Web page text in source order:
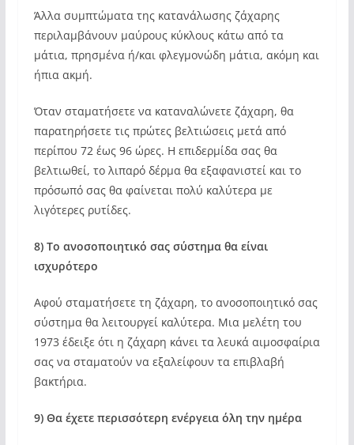
Άλλα συμπτώματα της κατανάλωσης ζάχαρης
περιλαμβάνουν μαύρους κύκλους κάτω από τα
μάτια, πρησμένα ή/και φλεγμονώδη μάτια, ακόμη και
ήπια ακμή.
Όταν σταματήσετε να καταναλώνετε ζάχαρη, θα
παρατηρήσετε τις πρώτες βελτιώσεις μετά από
περίπου 72 έως 96 ώρες. Η επιδερμίδα σας θα
βελτιωθεί, το λιπαρό δέρμα θα εξαφανιστεί και το
πρόσωπό σας θα φαίνεται πολύ καλύτερα με
λιγότερες ρυτίδες.
8) Το ανοσοποιητικό σας σύστημα θα είναι
ισχυρότερο
Αφού σταματήσετε τη ζάχαρη, το ανοσοποιητικό σας
σύστημα θα λειτουργεί καλύτερα. Μια μελέτη του
1973 έδειξε ότι η ζάχαρη κάνει τα λευκά αιμοσφαίρια
σας να σταματούν να εξαλείφουν τα επιβλαβή
βακτήρια.
9) Θα έχετε περισσότερη ενέργεια όλη την ημέρα